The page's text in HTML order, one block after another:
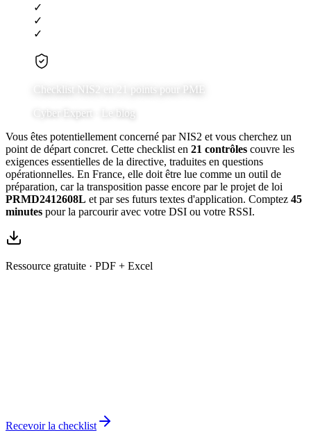
✓
✓
✓
Checklist NIS2 en 21 points pour PME
Cyber Expert ·
Le blog
Vous êtes potentiellement concerné par NIS2 et vous cherchez un
point de départ concret. Cette checklist en 21 contrôles couvre les
exigences essentielles de la directive, traduites en questions
opérationnelles. En France, elle doit être lue comme un outil de
préparation, car la transposition passe encore par le projet de loi
PRMD2412608L et par ses futurs textes d'application. Comptez 45
minutes pour la parcourir avec votre DSI ou votre RSSI.
Ressource gratuite · PDF + Excel
Recevoir la checklist